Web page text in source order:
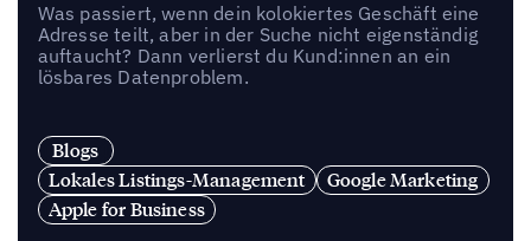
Was passiert, wenn dein kolokiertes Geschäft eine
Adresse teilt, aber in der Suche nicht eigenständig
auftaucht? Dann verlierst du Kund:innen an ein
lösbares Datenproblem.
Blogs
Lokales Listings-Management
Google Marketing
Apple for Business